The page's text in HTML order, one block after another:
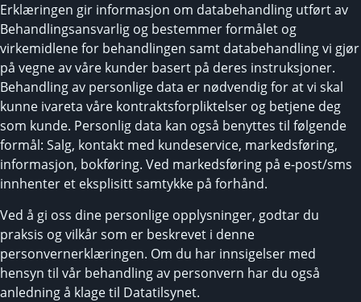
Erklæringen gir informasjon om databehandling utført av
Behandlingsansvarlig og bestemmer formålet og
virkemidlene for behandlingen samt databehandling vi gjør
på vegne av våre kunder basert på deres instruksjoner.
Behandling av personlige data er nødvendig for at vi skal
kunne ivareta våre kontraktsforpliktelser og betjene deg
som kunde. Personlig data kan også benyttes til følgende
formål: Salg, kontakt med kundeservice, markedsføring,
informasjon, bokføring. Ved markedsføring på e-post/sms
innhenter et eksplisitt samtykke på forhånd.
Ved å gi oss dine personlige opplysninger, godtar du
praksis og vilkår som er beskrevet i denne
personvernerklæringen. Om du har innsigelser med
hensyn til vår behandling av personvern har du også
anledning å klage til Datatilsynet.